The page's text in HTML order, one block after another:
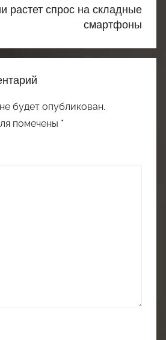
растет спрос на складные
смартфоны
будет опубликован.
помечены *